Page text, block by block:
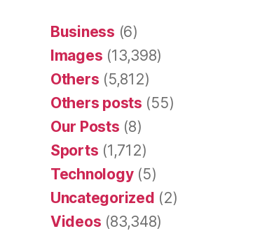
Business (6)
Images (13,398)
Others (5,812)
Others posts (55)
Our Posts (8)
Sports (1,712)
Technology(5)
Uncategorized (2)
Videos (83,348)